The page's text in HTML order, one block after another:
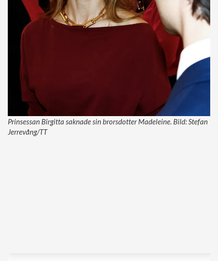
Prinsessan Birgitta saknade sin brorsdotter Madeleine. Bild: Stefan
Jerrevång/TT